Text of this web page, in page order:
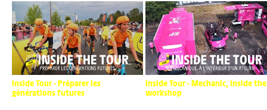
Inside Tour - Préparer les
générations futures
Inside Tour - Mechanic, inside the
workshop